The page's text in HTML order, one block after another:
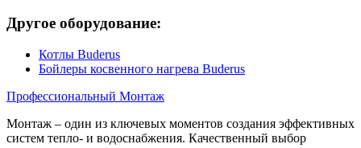
Другое оборудование:
Котлы Buderus
Бойлеры косвенного нагрева Buderus
Профессиональный Монтаж
Монтаж – один из ключевых моментов создания эффективных
систем тепло- и водоснабжения. Качественный выбор